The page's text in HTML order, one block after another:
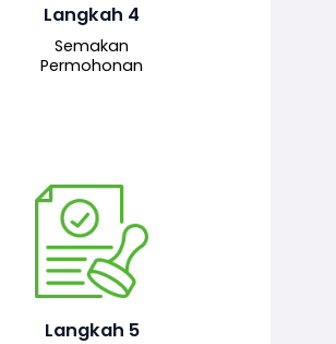
Langkah 4
Semakan
Permohonan
pegawai pelulus untuk
tindakan seterusnya.
Langkah 5
pelulus menilai permohonan
memberi pengesahan serta
akhir sekiranya semuanya
syarat ditetapkan.